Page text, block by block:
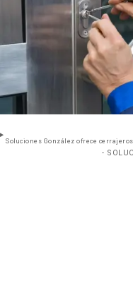
Soluciones González ofrece
-